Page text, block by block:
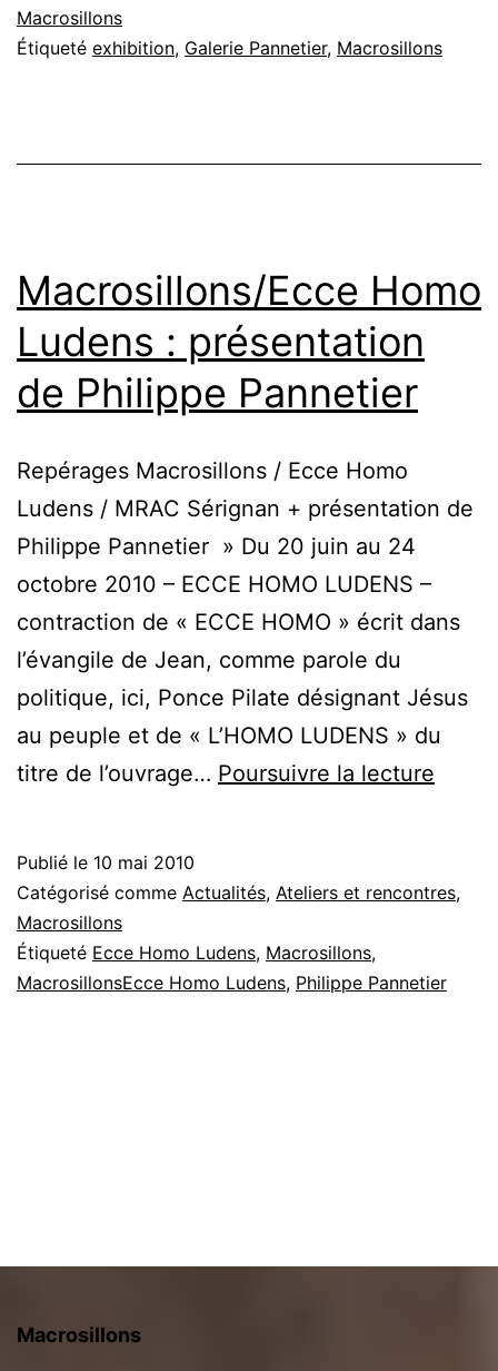
exhibition
Macrosillons
Étiqueté exhibition, Galerie Pannetier, Macrosillons
Macrosillons/Ecce Homo
Ludens : présentation
de Philippe Pannetier
Repérages Macrosillons / Ecce Homo
Ludens / MRAC Sérignan + présentation de
Philippe Pannetier » Du 20 juin au 24
octobre 2010 – ECCE HOMO LUDENS –
contraction de « ECCE HOMO » écrit dans
l’évangile de Jean, comme parole du
politique, ici, Ponce Pilate désignant Jésus
au peuple et de « L’HOMO LUDENS » du
titre de l’ouvrage… Poursuivre la lecture
:
Publié le 10 mai 2010
Catégorisé comme Actualités, Ateliers et rencontres,
Macrosillons
Étiqueté Ecce Homo Ludens, Macrosillons,
MacrosillonsEcce Homo Ludens, Philippe Pannetier
Macrosillons